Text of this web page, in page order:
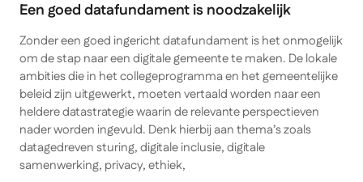
Een goed datafundament is noodzakelijk
Zonder een goed ingericht datafundament is het onmogelijk
om de stap naar een digitale gemeente te maken. De lokale
ambities die in het collegeprogramma en het gemeentelijke
beleid zijn uitgewerkt, moeten vertaald worden naar een
heldere datastrategie waarin de relevante perspectieven
nader worden ingevuld. Denk hierbij aan thema’s zoals
datagedreven sturing, digitale inclusie, digitale
samenwerking, privacy, ethiek,